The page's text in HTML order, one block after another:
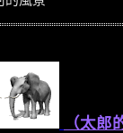
（太郎